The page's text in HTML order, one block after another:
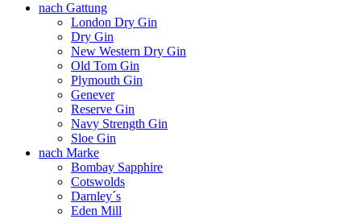
nach Gattung
London Dry Gin
Dry Gin
New Western Dry Gin
Old Tom Gin
Plymouth Gin
Genever
Reserve Gin
Navy Strength Gin
Sloe Gin
nach Marke
Bombay Sapphire
Cotswolds
Darnley´s
Eden Mill